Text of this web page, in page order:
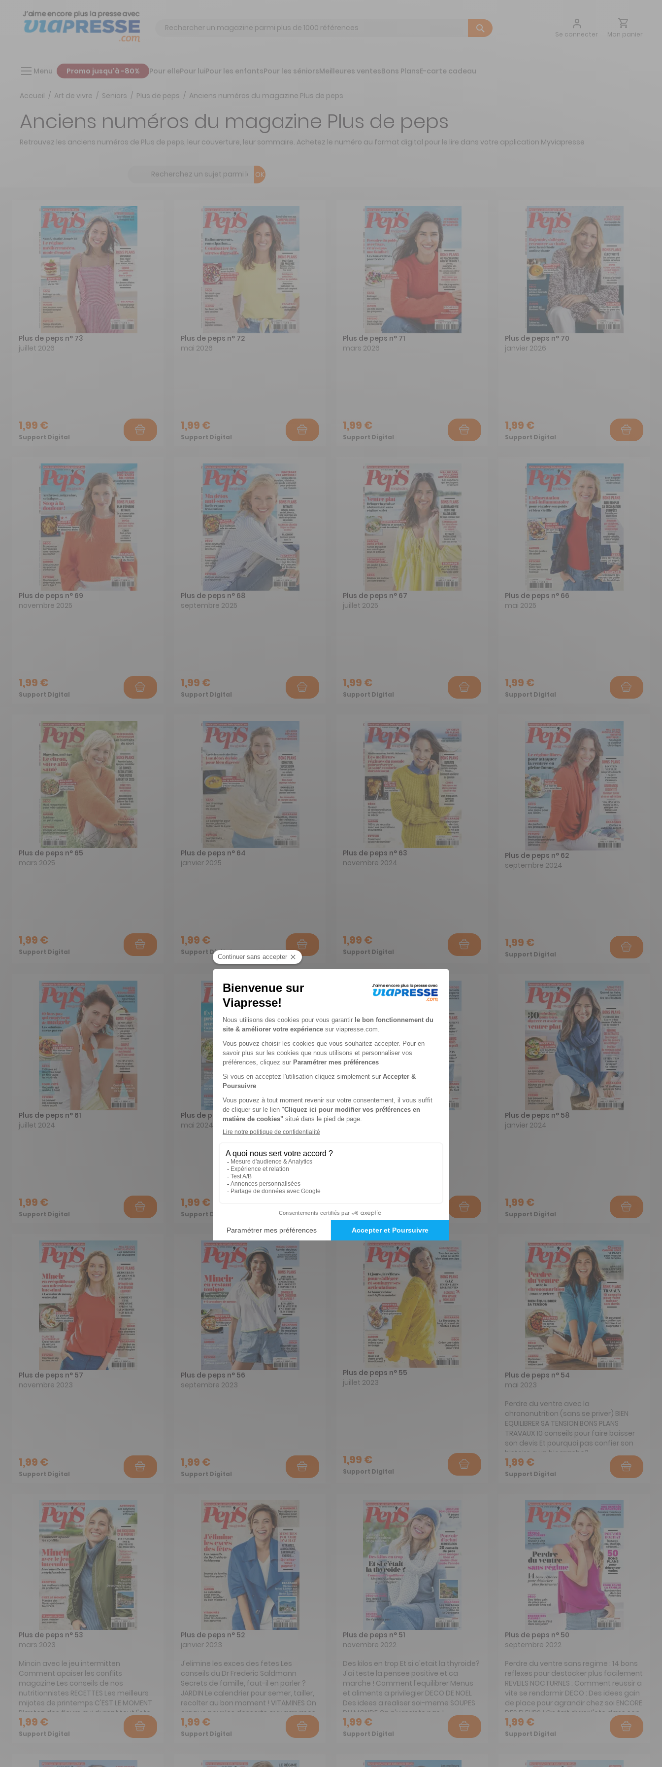
Chercher
Se connecter
Aller
Mon panier
Menu Promo jusqu'à -80% Pour ellePour luiPour les enfantsPour les séniorsMeilleures ventesBons PlansE-carte cadeau
Accueil Art de vivre Seniors Plus de peps Anciens numéros du magazine Plus de peps
Anciens numéros du magazine Plus de peps
Retrouvez les anciens numéros de Plus de peps, leur couverture, leur sommaire. Achetez le numéro au format digital pour le lire dans votre application Myviapresse
OK
Plus de peps n° 73
juillet 2026
1,99 €
Support Digital
Plus de peps n° 72
mai 2026
1,99 €
Support Digital
Plus de peps n° 71
mars 2026
1,99 €
Support Digital
Plus de peps n° 70
janvier 2026
1,99 €
Support Digital
Plus de peps n° 69
novembre 2025
1,99 €
Support Digital
Plus de peps n° 68
septembre 2025
1,99 €
Support Digital
Plus de peps n° 67
juillet 2025
1,99 €
Support Digital
Plus de peps n° 66
mai 2025
1,99 €
Support Digital
Plus de peps n° 65
mars 2025
1,99 €
Support Digital
Plus de peps n° 64
janvier 2025
1,99 €
Support Digital
Plus de peps n° 63
novembre 2024
1,99 €
Support Digital
Plus de peps n° 62
septembre 2024
1,99 €
Support Digital
Plus de peps n° 61
juillet 2024
1,99 €
Support Digital
Plus de peps n° 60
mai 2024
1,99 €
Support Digital
Plus de peps n° 59
mars 2024
Support Digital
Plus de peps n° 58
janvier 2024
1,99 €
Support Digital
Plus de peps n° 57
novembre 2023
1,99 €
Support Digital
Plus de peps n° 56
septembre 2023
1,99 €
Support Digital
Plus de peps n° 55
juillet 2023
1,99 €
Support Digital
Plus de peps n° 54
mai 2023
Perdre du ventre avec la
chrononutrition (sans se priver) BIEN
EQUILIBRER SA TENSION BONS PLANS
TRAVAUX 10 conseils pour faire baisser
son devis Et pourquoi pas confier son
histoire a un biographe?
1,99 €
Support Digital
Plus de peps n° 53
mars 2023
Mincin avec le jeu intermitten
Comment apaiser les conflits
magazine Les conseils de nos
nutritionnistes RECETTES Les meilleurs
mijotes de printemps C'EST LE MOMENT
Plantez des fleurs qui durent tout l'ete
14 pages de jeux pour muscler son
cerveau
1,99 €
Support Digital
Plus de peps n° 52
janvier 2023
J'elimine les exces des fetes Les
conseils du Dr Frederic Saldmann
Secrets de famille, faut-il en parler ?
JARDIN Le calendrier pour semer, tailler,
recolter au bon moment ! VITAMINES On
craque pour les desserts aux agrumes
MESURES POUVOIR D'ACHAT RETRAITES,
ALLOCATIONS, CARBURANT, ENERGIE...
1,99 €
Support Digital
Plus de peps n° 51
novembre 2022
Des kilos en trop Et si c'etait la thyroide?
J'ai teste la pensee positive et ca
marche ! Comment l'equilibrer Menus
et aliments a privilegier DECO DE NOEL
Des idees a realiser soi-meme SOUPES
DU MONDE On n'y resiste pas !
1,99 €
Support Digital
Plus de peps n° 50
septembre 2022
Perdre du ventre sans regime : 14 bons
reflexes pour destocker plus facilement
REVEILS NOCTURNES : Comment reussir a
vite se rendormir DECO : Des idees gain
de place pour agrandir chez soi ENCORE
DES FLEURS ! On fait durer l'ete dans son
jardin UNE RENTREE EN DOUCEURS :
Cookies moelleux et gourmands
pour depenser moins POUR TOUTE LA
1,99 €
Support Digital